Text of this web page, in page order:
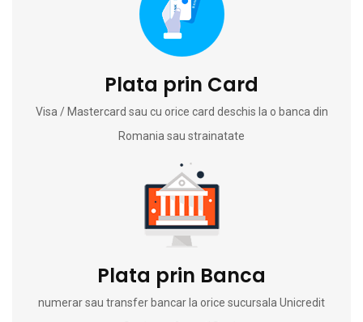
Plata prin Card
Visa / Mastercard sau cu orice card deschis la o banca din
Romania sau strainatate
Plata prin Banca
numerar sau transfer bancar la orice sucursala Unicredit